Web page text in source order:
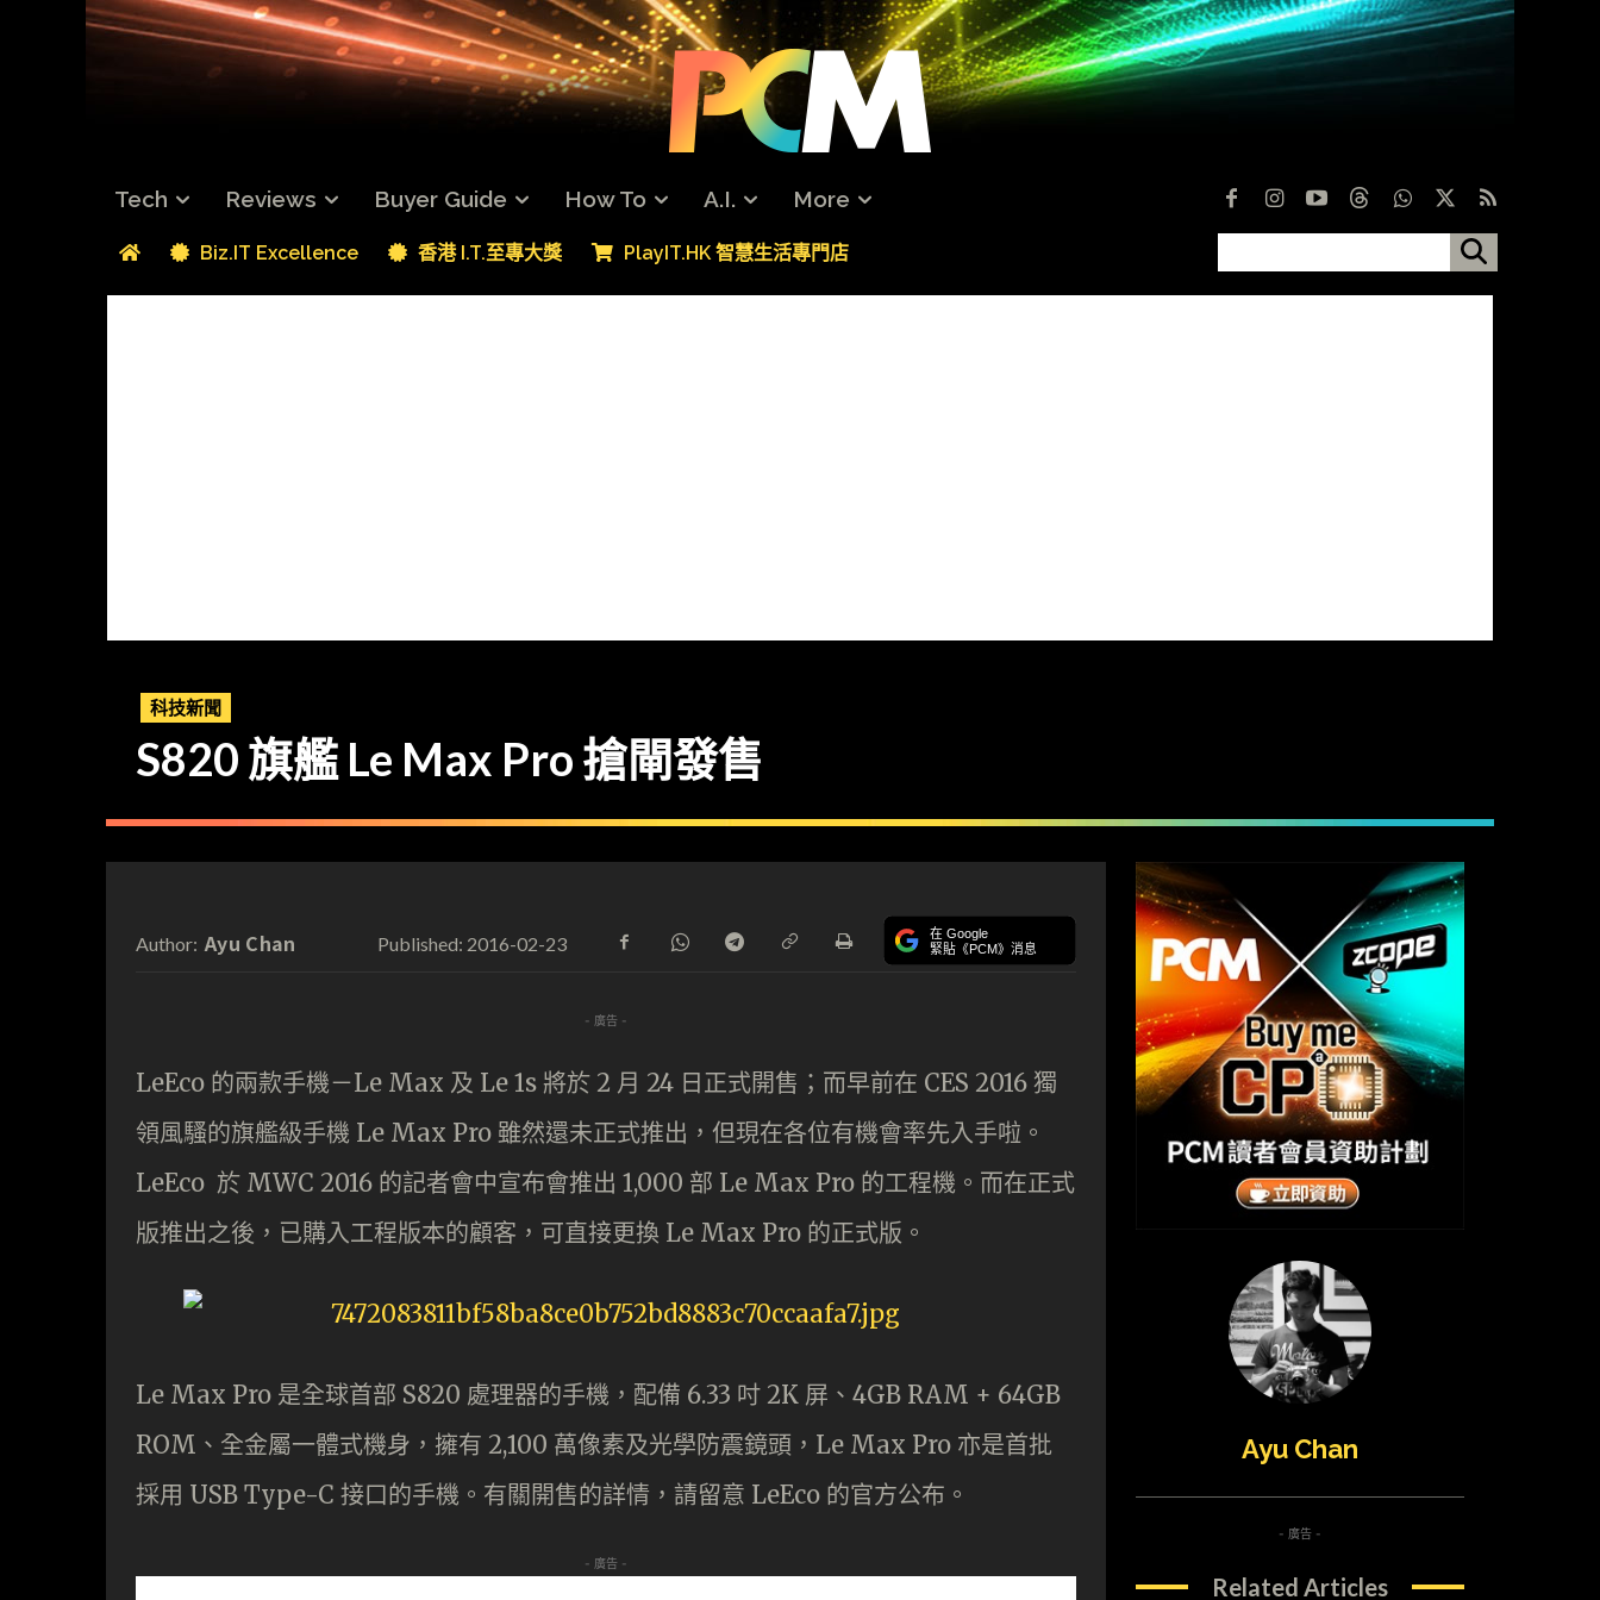
Tech Reviews Buyer Guide How To A.I. More
Biz.IT Excellence 香港 I.T.至專大獎 PlayIT.HK 智慧生活專門店
科技新聞
S820 旗艦 Le Max Pro 搶閘發售
Author: Ayu Chan Published: 2016-02-23 在 Google
緊貼《PCM》消息
- 廣告 -
LeEco 的兩款手機－Le Max 及 Le 1s 將於 2 月 24 日正式開售；而早前在 CES 2016 獨
領風騷的旗艦級手機 Le Max Pro 雖然還未正式推出，但現在各位有機會率先入手啦。
LeEco 於 MWC 2016 的記者會中宣布會推出 1,000 部 Le Max Pro 的工程機。而在正式
版推出之後，已購入工程版本的顧客，可直接更換 Le Max Pro 的正式版。
Le Max Pro 是全球首部 S820 處理器的手機，配備 6.33 吋 2K 屏、4GB RAM + 64GB
ROM、全金屬一體式機身，擁有 2,100 萬像素及光學防震鏡頭，Le Max Pro 亦是首批
採用 USB Type-C 接口的手機。有關開售的詳情，請留意 LeEco 的官方公布。
- 廣告 -
Ayu Chan
- 廣告 -
Related Articles